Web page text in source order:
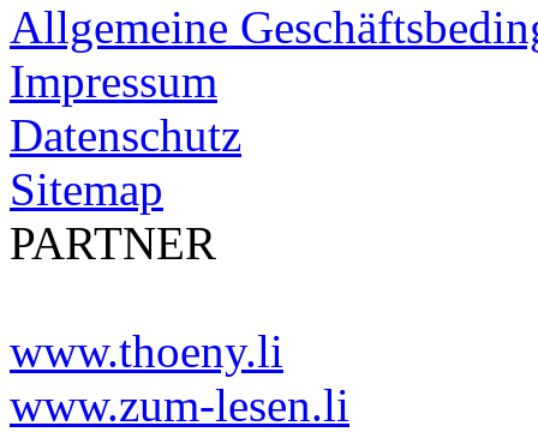
Allgemeine
Impressum
Datenschutz
Sitemap
PARTNER
www.thoeny.li
www.zum-lesen.li